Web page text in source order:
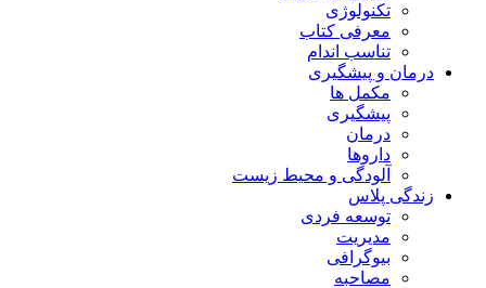
تکنولوژی
معرفی کتاب
تناسب اندام
درمان و پیشگیری
مکمل ها
پیشگیری
درمان
داروها
آلودگی و محیط زیست
زندگی پلاس
توسعه فردی
مدیریت
بیوگرافی
مصاحبه